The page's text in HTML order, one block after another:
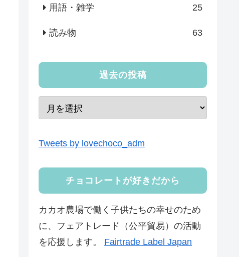
用語・雑学 25
読み物 63
過去の投稿
Tweets by lovechoco_adm
チョコレートが好きだから
カカオ農場で働く子供たちの幸せのため
に、フェアトレード（公平貿易）の活動
を応援します。 Fairtrade Label Japan